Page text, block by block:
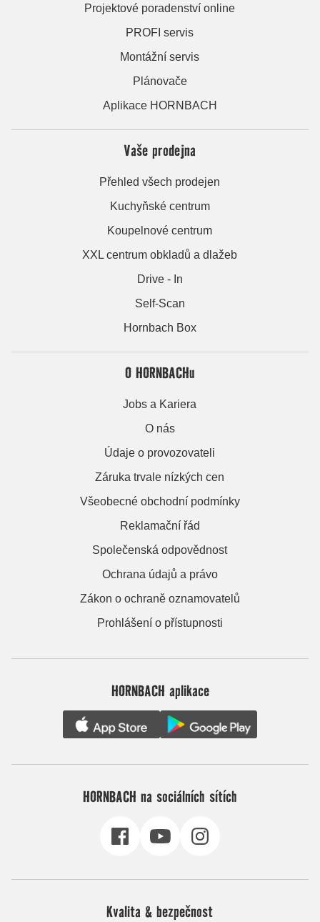
Projektové poradenství online
PROFI servis
Montážní servis
Plánovače
Aplikace HORNBACH
Vaše prodejna
Přehled všech prodejen
Kuchyňské centrum
Koupelnové centrum
XXL centrum obkladů a dlažeb
Drive - In
Self-Scan
Hornbach Box
O HORNBACHu
Jobs a Kariera
O nás
Údaje o provozovateli
Záruka trvale nízkých cen
Všeobecné obchodní podmínky
Reklamační řád
Společenská odpovědnost
Ochrana údajů a právo
Zákon o ochraně oznamovatelů
Prohlášení o přístupnosti
HORNBACH aplikace
HORNBACH na sociálních sítích
Kvalita & bezpečnost